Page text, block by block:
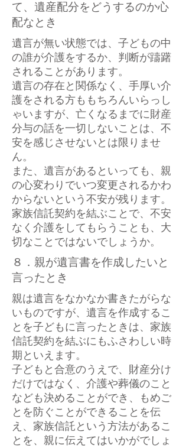
て、遺産配分をどうするのか心
配なとき
遺言が無い状態では、子どもの中
の誰が介護をするか、判断が躊躇
されることがあります。
遺言の存在と関係なく、手厚い介
護をされる方ももちろんいらっし
ゃいますが、亡くなるまでに財産
分与の話を一切しないことは、不
安を感じさせないとは限りませ
ん。
また、遺言があるといっても、親
の心変わりでいつ変更されるかわ
からないという不安が残ります。
家族信託契約を結ぶことで、不安
なく介護をしてもらうことも、大
切なことではないでしょうか。
８．親が遺言書を作成したいと
言ったとき
親は遺言をなかなか書きたがらな
いものですが、遺言を作成するこ
とを子どもに言ったときは、家族
信託契約を結ぶにもふさわしい時
期といえます。
子どもと合意のうえで、財産分け
だけではなく、介護や葬儀のこと
なども決めることができ、もめご
とを防ぐことができることを伝
え、家族信託という方法があるこ
とを、親に伝えてはいかがでしょ